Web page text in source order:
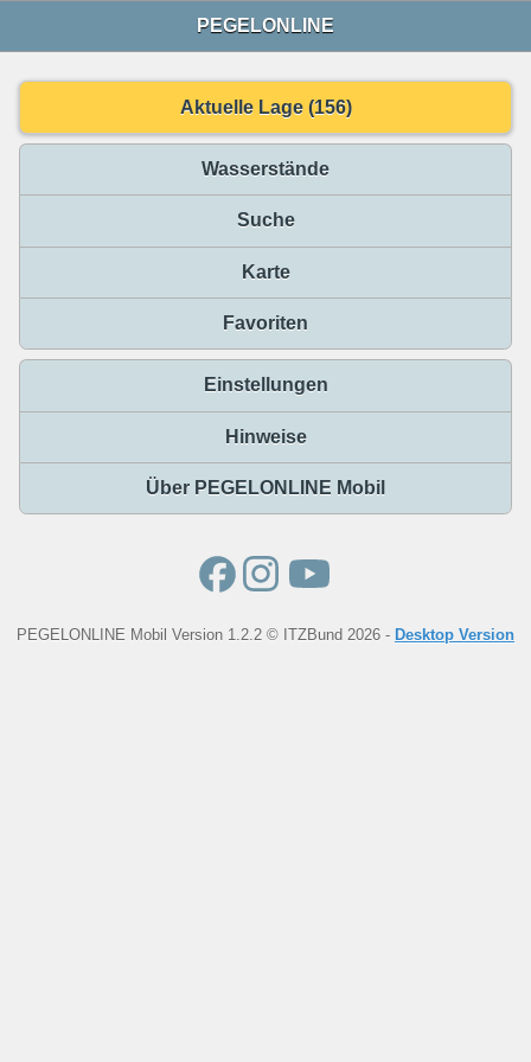
PEGELONLINE
Aktuelle Lage (156)
Wasserstände
Suche
Karte
Favoriten
Einstellungen
Hinweise
Über PEGELONLINE Mobil
PEGELONLINE Mobil Version 1.2.2 © ITZBund 2026 - Desktop Version